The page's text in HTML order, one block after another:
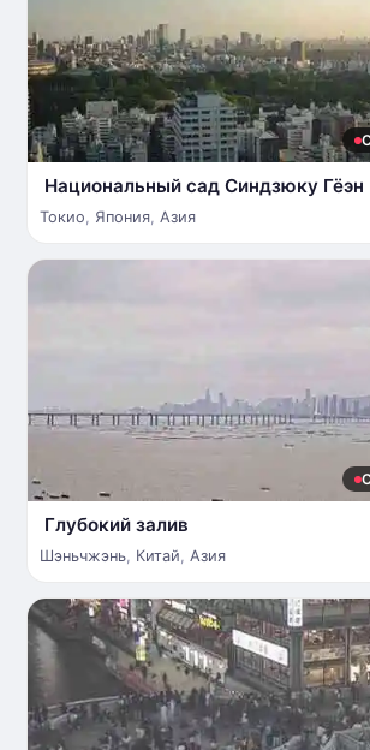
Национальный сад Синдзюку Гёэн
Токио, Япония, Азия
Глубокий залив
Шэньчжэнь, Китай, Азия